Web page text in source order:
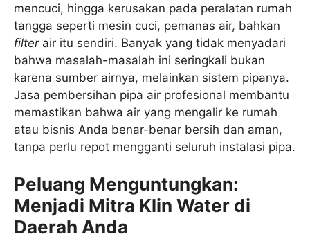
mencuci, hingga kerusakan pada peralatan rumah
tangga seperti mesin cuci, pemanas air, bahkan
filterair itu sendiri. Banyak yang tidak menyadari
bahwa masalah-masalah ini seringkali bukan
karena sumber airnya, melainkan sistem pipanya.
Jasa pembersihan pipa air profesional membantu
memastikan bahwa air yang mengalir ke rumah
atau bisnis Anda benar-benar bersih dan aman,
tanpa perlu repot mengganti seluruh instalasi pipa.
Peluang Menguntungkan:
Menjadi Mitra Klin Water di
Daerah Anda